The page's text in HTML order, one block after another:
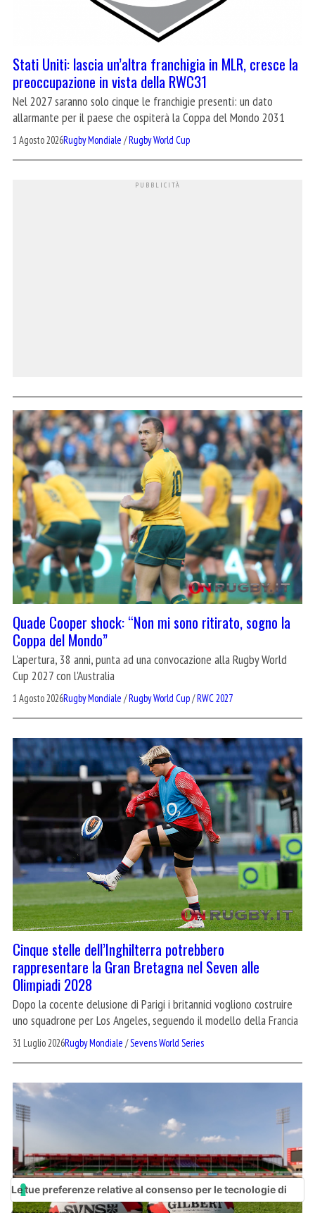
Stati Uniti: lascia un’altra franchigia in MLR, cresce la
preoccupazione in vista della RWC31
Nel 2027 saranno solo cinque le franchigie presenti: un dato
allarmante per il paese che ospiterà la Coppa del Mondo 2031
1 Agosto 2026Rugby Mondiale /Rugby World Cup
Quade Cooper shock: “Non mi sono ritirato, sogno la
Coppa del Mondo”
L'apertura, 38 anni, punta ad una convocazione alla Rugby World
Cup 2027 con l'Australia
1 Agosto 2026Rugby Mondiale /Rugby World Cup/RWC 2027
Cinque stelle dell’Inghilterra potrebbero
rappresentare la Gran Bretagna nel Seven alle
Olimpiadi 2028
Dopo la cocente delusione di Parigi i britannici vogliono costruire
uno squadrone per Los Angeles, seguendo il modello della Francia
31 Luglio 2026Rugby Mondiale /Sevens World Series
Le tue preferenze relative al consenso per le tecnologie di